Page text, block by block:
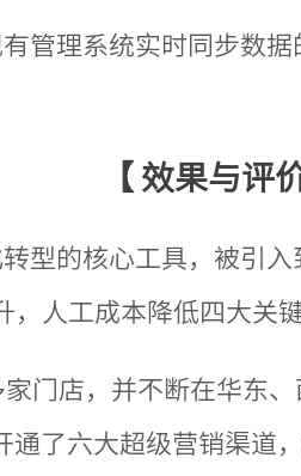
管理系统实时同步数
【 效果与评
型的核心工具，被引
人工成本降低四大关键
门店，并不断在华东
了六大超级营销渠道